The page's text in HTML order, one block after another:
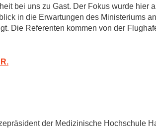
Gute wissenschaftliche Praxis
bei uns zu Gast. Der Fokus wurde hier
in die Erwartungen des Ministeriums
Die Referenten kommen von der
der Medizinische Hochschule